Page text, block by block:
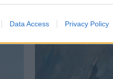
Data Access Privacy Policy